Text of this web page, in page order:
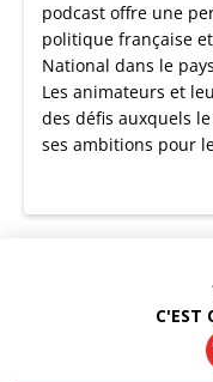
podcast offre une
politique française
National dans le
Les animateurs et
des défis auxquels
ses ambitions pour
C'EST